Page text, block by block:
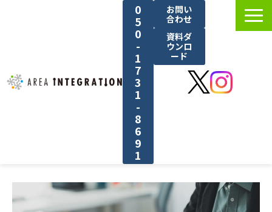
0
5
0
-
1
7
3
1
-
8
6
9
1
お問い
合わせ
資料ダ
ウンロ
ード
サービス紹介